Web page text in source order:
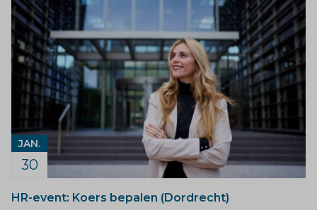
JAN.
30
HR-event: Koers bepalen (Dordrecht)